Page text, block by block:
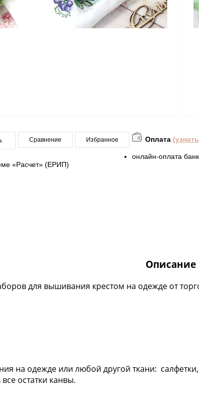
Сравнение Избранное Оплата
онлайн-оплата
«Расчет» (ЕРИП)
Описание
для вышивания крестом на одежде от
на одежде или любой другой ткани: салфетки,
остатки канвы.